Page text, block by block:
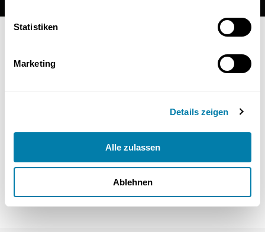
Statistiken
Marketing
Details zeigen
Alle zulassen
Ablehnen